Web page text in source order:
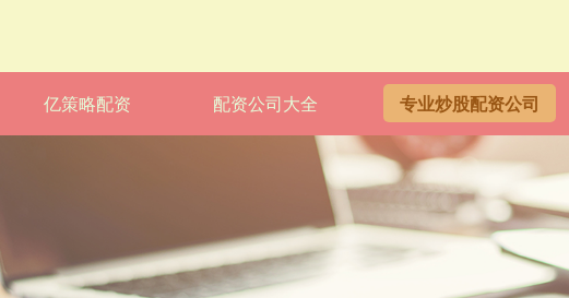
亿策略配资 配资公司大全 专业炒股配资公司